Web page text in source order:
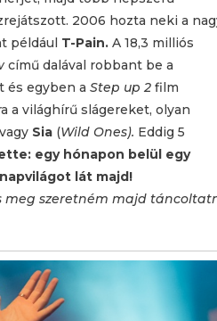
2006 hozta neki a
például T-Pain. A 18,3 milliós
című dalával robbant be a
és egyben a Step up 2 film
a világhírű slágereket, olyan
vagy Sia (Wild Ones). Eddig 5
egy hónapon belül egy
lát majd!
meg szeretném majd